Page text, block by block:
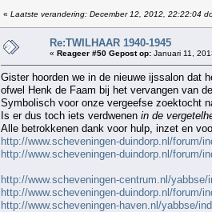
« Laatste verandering: December 12, 2012, 22:22:04
Re:TWILHAAR 1940-1945
« Reageer #50 Gepost op: Januari 11,
Gister hoorden we in de nieuwe ijssalon dat
ofwel Henk de Faam bij het vervangen van
Symbolisch voor onze vergeefse zoektocht
Is er dus toch iets verdwenen in de
Alle betrokkenen dank voor hulp, inzet en
http://www.scheveningen-duindorp.nl/forum/
http://www.scheveningen-duindorp.nl/forum/
http://www.scheveningen-centrum.nl/
http://www.scheveningen-duindorp.nl/forum/
http://www.scheveningen-haven.nl/yabbse/